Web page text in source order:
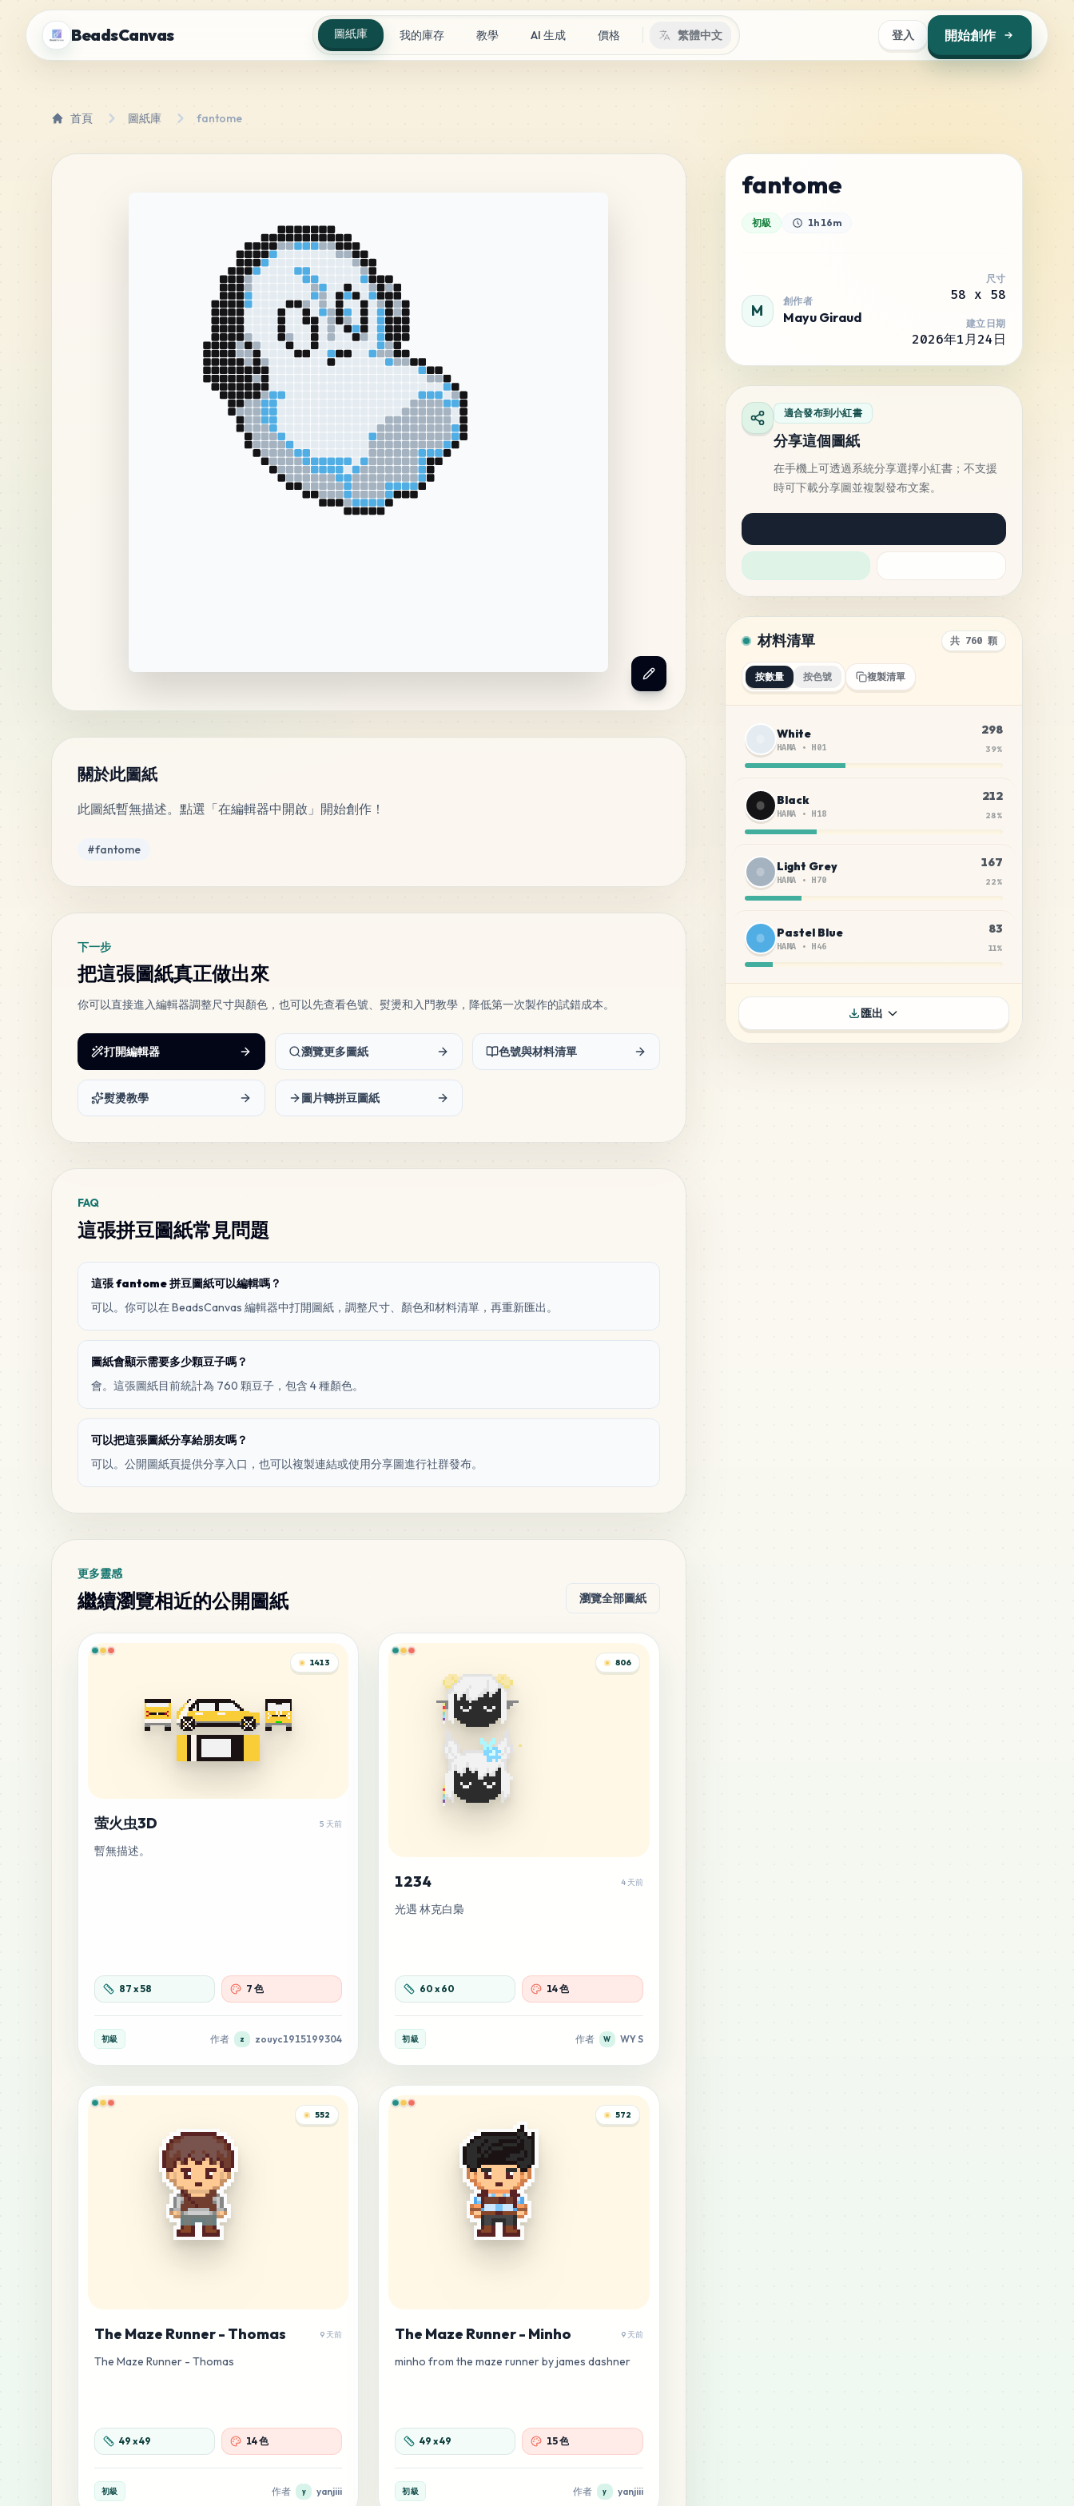
BeadsCanvas 圖紙庫 我的庫存 教學 AI 生成 價格 繁體中文 登入 開始創作
首頁 圖紙庫 fantome
關於此圖紙
此圖紙暫無描述。點選「在編輯器中開啟」開始創作！
標籤
#fantome
下一步
把這張圖紙真正做出來
你可以直接進入編輯器調整尺寸與顏色，也可以先查看色號、熨燙和入門教學，降低第一次製作的試錯成本。
打開編輯器 瀏覽更多圖紙 色號與材料清單
熨燙教學 圖片轉拼豆圖紙
FAQ
這張拼豆圖紙常見問題
這張 fantome 拼豆圖紙可以編輯嗎？
可以。你可以在 BeadsCanvas 編輯器中打開圖紙，調整尺寸、顏色和材料清單，再重新匯出。
圖紙會顯示需要多少顆豆子嗎？
會。這張圖紙目前統計為 760 顆豆子，包含 4 種顏色。
可以把這張圖紙分享給朋友嗎？
可以。公開圖紙頁提供分享入口，也可以複製連結或使用分享圖進行社群發布。
更多靈感
繼續瀏覽相近的公開圖紙 瀏覽全部圖紙
1413
萤火虫3D 5 天前
暫無描述。
87 x58 7 色
初級 作者 z zouyc1915199304
806
1234 4 天前
光遇 林克白梟
60 x60 14 色
初級 作者 W WY S
552
The Maze Runner - Thomas 9 天前
The Maze Runner - Thomas
49 x49 14 色
初級 作者 y yanjiii
572
The Maze Runner - Minho 9 天前
minho from the maze runner by james dashner
49 x49 15 色
初級 作者 y yanjiii
fantome
初級 1h 16m
M
創作者
Mayu Giraud
尺寸
58 x 58
建立日期
2026年1月24日
適合發布到小紅書
分享這個圖紙
在手機上可透過系統分享選擇小紅書；不支援
時可下載分享圖並複製發布文案。
材料清單 共 760 顆
按數量 按色號 複製清單
White
HAMA • H01
298
39%
Black
HAMA • H18
212
28%
Light Grey
HAMA • H70
167
22%
Pastel Blue
HAMA • H46
83
11%
匯出